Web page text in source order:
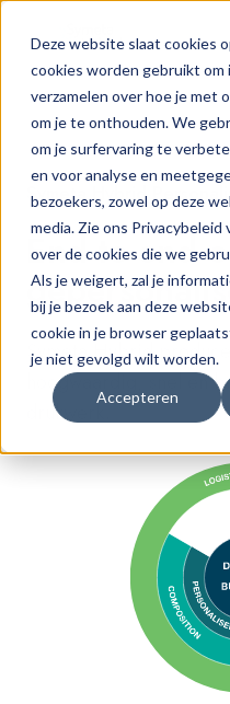
Deze website slaat cookies
cookies worden gebruikt
verzamelen over hoe je met
om je te onthouden. We
om je surfervaring te
en voor analyse en
bezoekers, zowel op deze
media. Zie ons
over de cookies die we
Als je weigert, zal je
bij je bezoek aan deze
cookie in je browser
je niet gevolgd wilt worden.
Accepteren
Home > Onze
Commercial Print
Symeta Hybrid
End-to-end
Symeta Hybrid
hoogwaardig, snel en
drukwerk.